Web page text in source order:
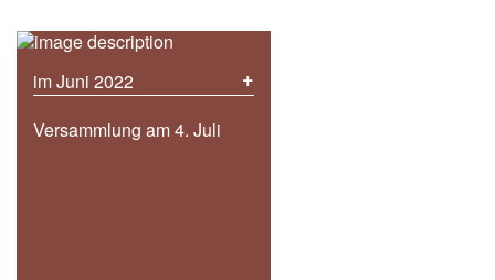
im Juni 2022 +
Versammlung am 4. Juli